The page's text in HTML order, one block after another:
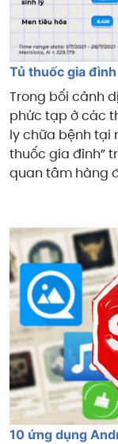
Tủ thuốc gia
Trong bối cảnh
phức tạp ở các
ly chữa bệnh tại
thuốc gia đình”
quan tâm hàng
10 ứng dụng